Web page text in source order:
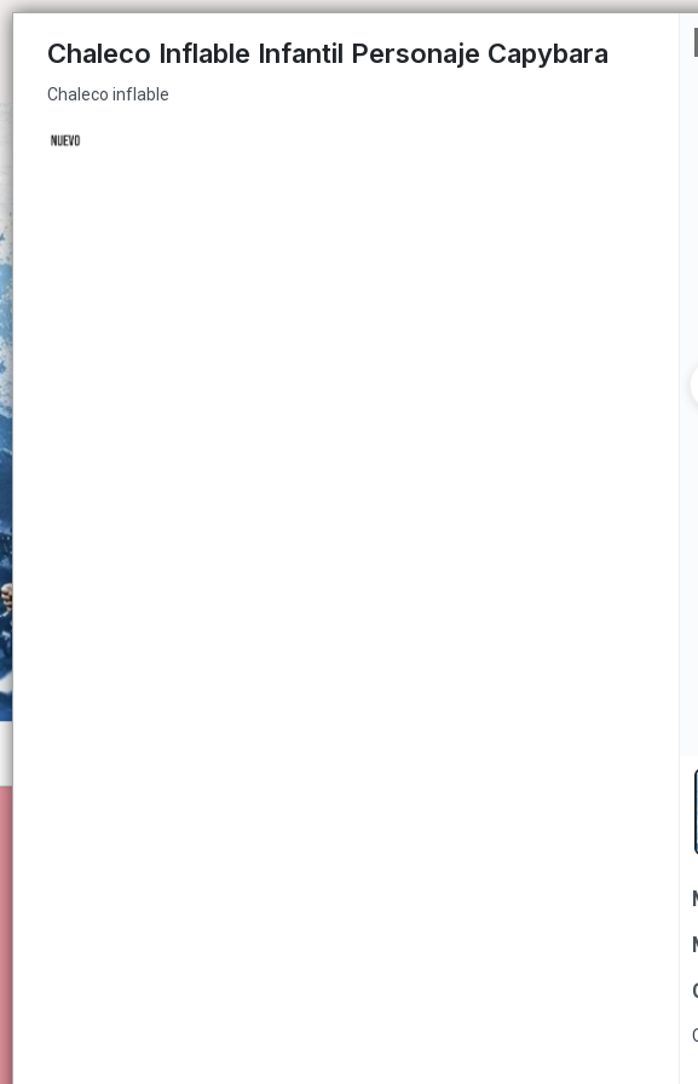
Chaleco inflable
Chaleco Inflable Infantil Personaje Capybara
Chaleco inflable